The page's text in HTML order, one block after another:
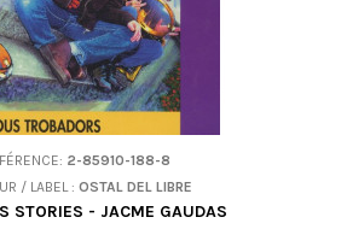
2-85910-188-8
/ LABEL : OSTAL DEL LIBRE
STORIES - JACME GAUDAS